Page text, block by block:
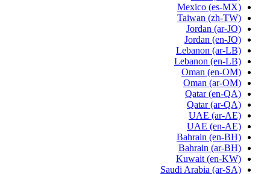
Mexico (es-MX)
Taiwan (zh-TW)
Jordan (ar-JO)
Jordan (en-JO)
Lebanon (ar-LB)
Lebanon (en-LB)
Oman (en-OM)
Oman (ar-OM)
Qatar (en-QA)
Qatar (ar-QA)
UAE (ar-AE)
UAE (en-AE)
Bahrain (en-BH)
Bahrain (ar-BH)
Kuwait (en-KW)
Saudi Arabia (ar-SA)